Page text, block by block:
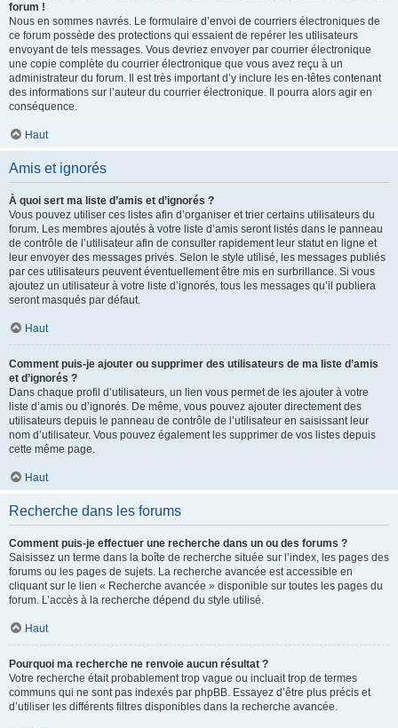
forum !
Nous en sommes navrés. Le formulaire d’envoi de courriers électroniques de
ce forum possède des protections qui essaient de repérer les utilisateurs
envoyant de tels messages. Vous devriez envoyer par courrier électronique
une copie complète du courrier électronique que vous avez reçu à un
administrateur du forum. Il est très important d’y inclure les en-têtes contenant
des informations sur l’auteur du courrier électronique. Il pourra alors agir en
conséquence.
Haut
Amis et ignorés
À quoi sert ma liste d’amis et d’ignorés ?
Vous pouvez utiliser ces listes afin d’organiser et trier certains utilisateurs du
forum. Les membres ajoutés à votre liste d’amis seront listés dans le panneau
de contrôle de l’utilisateur afin de consulter rapidement leur statut en ligne et
leur envoyer des messages privés. Selon le style utilisé, les messages publiés
par ces utilisateurs peuvent éventuellement être mis en surbrillance. Si vous
ajoutez un utilisateur à votre liste d’ignorés, tous les messages qu’il publiera
seront masqués par défaut.
Haut
Comment puis-je ajouter ou supprimer des utilisateurs de ma liste d’amis
et d’ignorés ?
Dans chaque profil d’utilisateurs, un lien vous permet de les ajouter à votre
liste d’amis ou d’ignorés. De même, vous pouvez ajouter directement des
utilisateurs depuis le panneau de contrôle de l’utilisateur en saisissant leur
nom d’utilisateur. Vous pouvez également les supprimer de vos listes depuis
cette même page.
Haut
Recherche dans les forums
Comment puis-je effectuer une recherche dans un ou des forums ?
Saisissez un terme dans la boîte de recherche située sur l’index, les pages des
forums ou les pages de sujets. La recherche avancée est accessible en
cliquant sur le lien « Recherche avancée » disponible sur toutes les pages du
forum. L’accès à la recherche dépend du style utilisé.
Haut
Pourquoi ma recherche ne renvoie aucun résultat ?
Votre recherche était probablement trop vague ou incluait trop de termes
communs qui ne sont pas indexés par phpBB. Essayez d’être plus précis et
d’utiliser les différents filtres disponibles dans la recherche avancée.